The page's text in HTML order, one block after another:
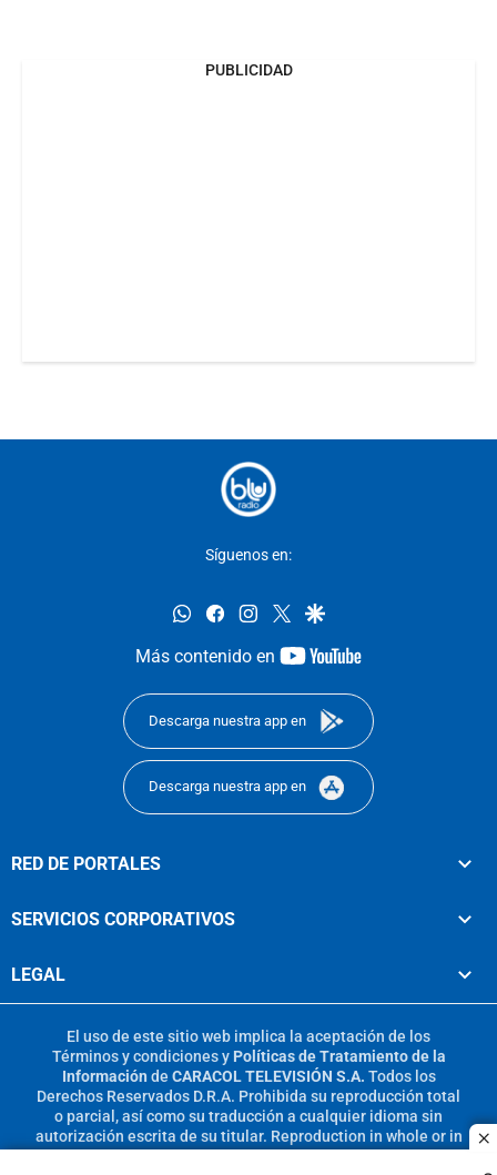
PUBLICIDAD
Síguenos en:
whatsappfacebookinstagram
twittergoogle
Más contenido en
youtube-
Descarga nuestra app en
Descarga nuestra app en
RED DE PORTALES
SERVICIOS CORPORATIVOS
LEGAL
El uso de este sitio web implica la aceptación de los
Términos y condicionesy Políticas de Tratamiento de la
Información de CARACOL TELEVISIÓN S.A. Todos los
Derechos Reservados D.R.A. Prohibida su reproducción total
o parcial, así como su traducción a cualquier idioma sin
autorización escrita de su titular. Reproduction in whole or in